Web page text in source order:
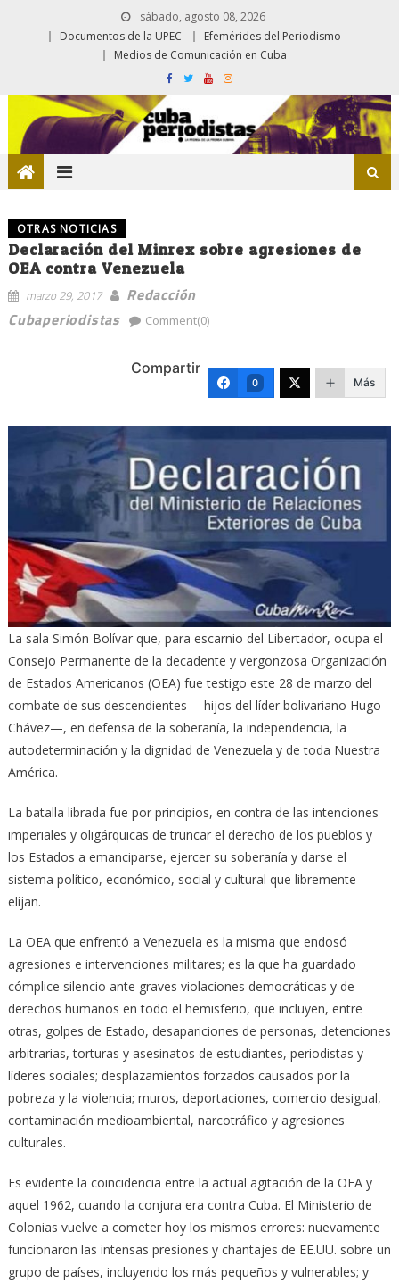
sábado, agosto 08, 2026
Documentos de la UPEC
Efemérides del Periodismo
Medios de Comunicación en Cuba
OTRAS NOTICIAS
Declaración del Minrex sobre agresiones de
OEA contra Venezuela
marzo 29, 2017
Redacción
Cubaperiodistas
Comment(0)
Compartir
0 Más
La sala Simón Bolívar que, para escarnio del Libertador, ocupa el
Consejo Permanente de la decadente y vergonzosa Organización
de Estados Americanos (OEA) fue testigo este 28 de marzo del
combate de sus descendientes —hijos del líder bolivariano Hugo
Chávez—, en defensa de la soberanía, la independencia, la
autodeterminación y la dignidad de Venezuela y de toda Nuestra
América.
La batalla librada fue por principios, en contra de las intenciones
imperiales y oligárquicas de truncar el derecho de los pueblos y
los Estados a emanciparse, ejercer su soberanía y darse el
sistema político, económico, social y cultural que libremente
elijan.
La OEA que enfrentó a Venezuela es la misma que endosó
agresiones e intervenciones militares; es la que ha guardado
cómplice silencio ante graves violaciones democráticas y de
derechos humanos en todo el hemisferio, que incluyen, entre
otras, golpes de Estado, desapariciones de personas, detenciones
arbitrarias, torturas y asesinatos de estudiantes, periodistas y
líderes sociales; desplazamientos forzados causados por la
pobreza y la violencia; muros, deportaciones, comercio desigual,
contaminación medioambiental, narcotráfico y agresiones
culturales.
Es evidente la coincidencia entre la actual agitación de la OEA y
aquel 1962, cuando la conjura era contra Cuba. El Ministerio de
Colonias vuelve a cometer hoy los mismos errores: nuevamente
funcionaron las intensas presiones y chantajes de EE.UU. sobre un
grupo de países, incluyendo los más pequeños y vulnerables; y